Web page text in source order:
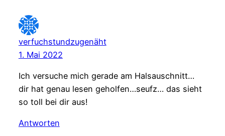
verfuchstundzugenäht
1. Mai 2022
Ich versuche mich gerade am Halsauschnitt…
dir hat genau lesen geholfen…seufz… das sieht
so toll bei dir aus!
Antworten